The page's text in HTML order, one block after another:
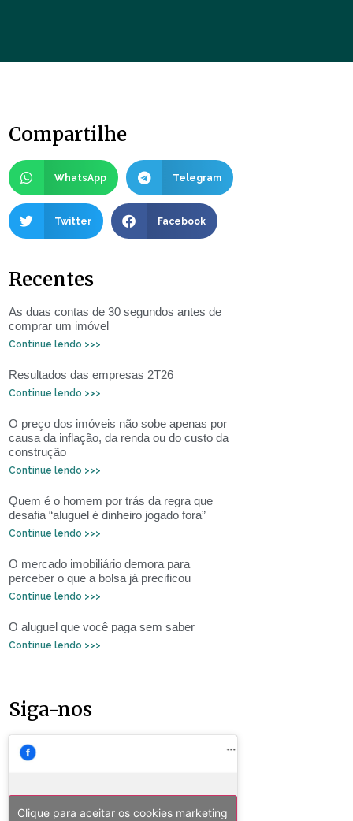
Compartilhe
WhatsApp Telegram
Twitter Facebook
Recentes
As duas contas de 30 segundos antes de
comprar um imóvel
Continue lendo >>>
Resultados das empresas 2T26
Continue lendo >>>
O preço dos imóveis não sobe apenas por
causa da inflação, da renda ou do custo da
construção
Continue lendo >>>
Quem é o homem por trás da regra que
desafia “aluguel é dinheiro jogado fora”
Continue lendo >>>
O mercado imobiliário demora para
perceber o que a bolsa já precificou
Continue lendo >>>
O aluguel que você paga sem saber
Continue lendo >>>
Siga-nos
Clique para aceitar os cookies marketing